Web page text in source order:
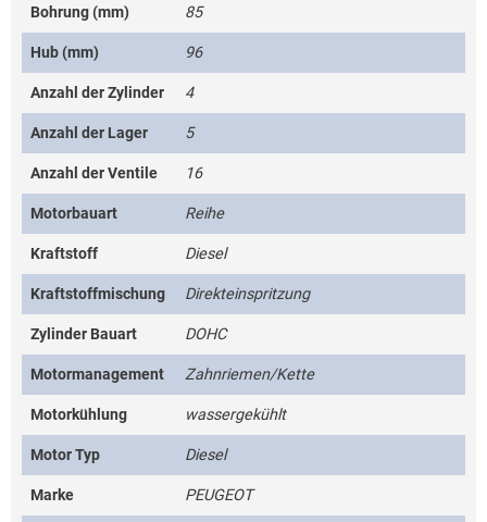
Bohrung (mm) 85
Hub (mm) 96
Anzahl der Zylinder 4
Anzahl der Lager 5
Anzahl der Ventile 16
Motorbauart Reihe
Kraftstoff Diesel
Kraftstoffmischung Direkteinspritzung
Zylinder Bauart DOHC
Motormanagement Zahnriemen/Kette
Motorkühlung wassergekühlt
Motor Typ Diesel
Marke PEUGEOT